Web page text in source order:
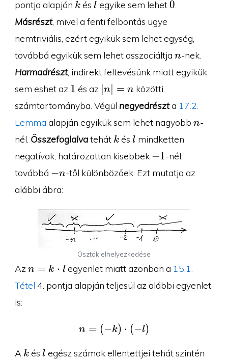
pontja alapján k
k ésl
l egyike sem lehet0
0
Másrészt, mivel a fenti felbontás ugye
nemtriviális, ezért egyikük sem lehet egység,
továbbá egyikük sem lehet asszociáltja n
n-nek.
Harmadrészt, indirekt feltevésünk miatt egyikük
sem eshet az 1
1 és az |n|=n
∣n∣ = n közötti
számtartományba. Végül negyedrészta 17.2.
Lemma alapján egyikük sem lehet nagyobb n
n-
nél. Összefoglalvatehát k
k ésl
l mindketten
negatívak, határozottan kisebbek -1
−1-nél,
továbbá -
−n-től különbözőek. Ezt mutatja az
alábbi ábra:
Osztók elhelyezkedése
Az n=k\cdot
n = k ⋅ legyenlet miatt azonban a 15.1.
Tétel 4. pontja alapján teljesül az alábbi egyenlet
is:
n=(-k)\cdot (-l)
n = (−k) ⋅ (−l)
A k
k ésl
l egész számok ellentettjei tehát szintén